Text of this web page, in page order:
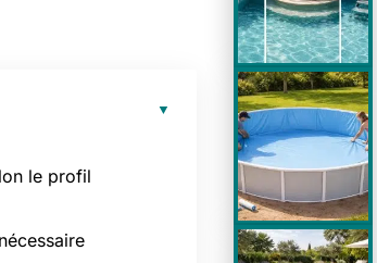
le profil